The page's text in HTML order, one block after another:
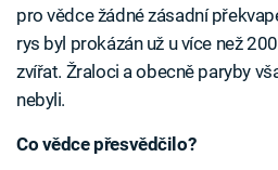
pro vědce žádné zásadní
rys byl prokázán už u více než
zvířat. Žraloci a obecně paryby
nebyli.
Co vědce přesvědčilo?